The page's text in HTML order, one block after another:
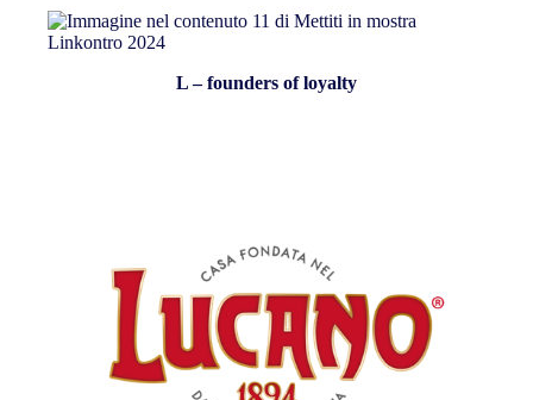
L – founders of loyalty